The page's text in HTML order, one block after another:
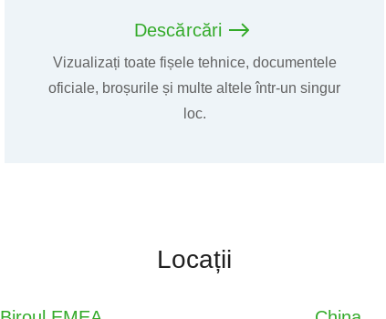
Descărcări
Vizualizați toate fișele tehnice, documentele
oficiale, broșurile și multe altele într-un singur
loc.
Locații